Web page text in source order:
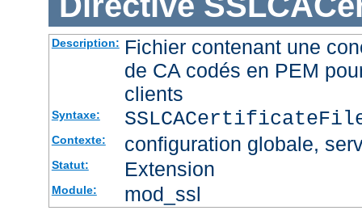
Description: Fichier contenant une
de CA codés en PEM
clients
Syntaxe:
Contexte: configuration globale,
Statut: Extension
Module: mod_ssl